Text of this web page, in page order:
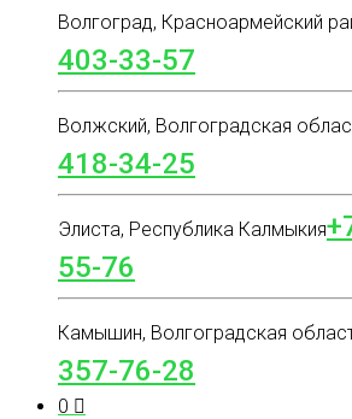
Волгоград, Красноармейский
403-33-57
Волжский, Волгоградская
418-34-25
Элиста, Республика Калмыкия
55-76
Камышин, Волгоградская
357-76-28
0